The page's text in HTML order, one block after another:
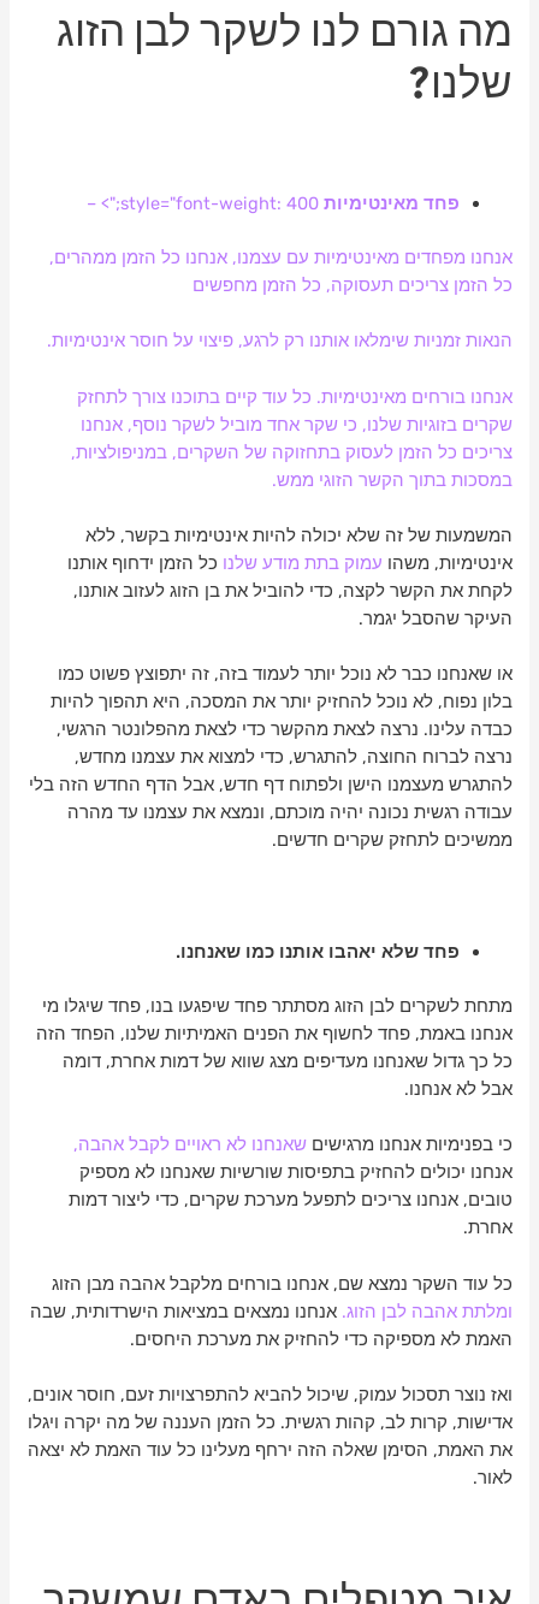
מה גורם לנו לשקר לבן הזוג
שלנו?
פחד מאינטימיות style="font-weight: 400;"> –
אנחנו מפחדים מאינטימיות עם עצמנו, אנחנו כל הזמן ממהרים,
כל הזמן צריכים תעסוקה, כל הזמן מחפשים
הנאות זמניות שימלאו אותנו רק לרגע, פיצוי על חוסר אינטימיות.
אנחנו בורחים מאינטימיות. כל עוד קיים בתוכנו צורך לתחזק
שקרים בזוגיות שלנו, כי שקר אחד מוביל לשקר נוסף, אנחנו
צריכים כל הזמן לעסוק בתחזוקה של השקרים, במניפולציות,
במסכות בתוך הקשר הזוגי ממש.
המשמעות של זה שלא יכולה להיות אינטימיות בקשר, ללא
אינטימיות, משהו עמוק בתת מודע שלנו כל הזמן ידחוף אותנו
לקחת את הקשר לקצה, כדי להוביל את בן הזוג לעזוב אותנו,
העיקר שהסבל יגמר.
או שאנחנו כבר לא נוכל יותר לעמוד בזה, זה יתפוצץ פשוט כמו
בלון נפוח, לא נוכל להחזיק יותר את המסכה, היא תהפוך להיות
כבדה עלינו. נרצה לצאת מהקשר כדי לצאת מהפלונטר הרגשי,
נרצה לברוח החוצה, להתגרש, כדי למצוא את עצמנו מחדש,
להתגרש מעצמנו הישן ולפתוח דף חדש, אבל הדף החדש הזה בלי
עבודה רגשית נכונה יהיה מוכתם, ונמצא את עצמנו עד מהרה
ממשיכים לתחזק שקרים חדשים.
פחד שלא יאהבו אותנו כמו שאנחנו.
מתחת לשקרים לבן הזוג מסתתר פחד שיפגעו בנו, פחד שיגלו מי
אנחנו באמת, פחד לחשוף את הפנים האמיתיות שלנו, הפחד הזה
כל כך גדול שאנחנו מעדיפים מצג שווא של דמות אחרת, דומה
אבל לא אנחנו.
כי בפנימיות אנחנו מרגישיםשאנחנו לא ראויים לקבל אהבה,
אנחנו יכולים להחזיק בתפיסות שורשיות שאנחנו לא מספיק
טובים, אנחנו צריכים לתפעל מערכת שקרים, כדי ליצור דמות
אחרת.
כל עוד השקר נמצא שם, אנחנו בורחים מלקבל אהבה מבן הזוג
ומלתת אהבה לבן הזוג. אנחנו נמצאים במציאות הישרדותית, שבה
האמת לא מספיקה כדי להחזיק את מערכת היחסים.
ואז נוצר תסכול עמוק, שיכול להביא להתפרצויות זעם, חוסר אונים,
אדישות, קרות לב, קהות רגשית. כל הזמן העננה של מה יקרה ויגלו
את האמת, הסימן שאלה הזה ירחף מעלינו כל עוד האמת לא יצאה
לאור.